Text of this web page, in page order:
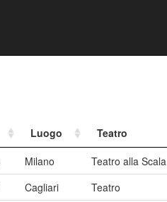
Luogo
Teatro
Milano
Teatro alla Scala
Cagliari
Teatro